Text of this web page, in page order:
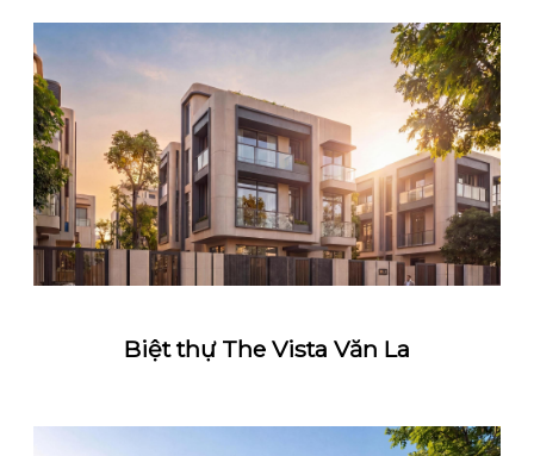
Biệt thự The Vista Văn La